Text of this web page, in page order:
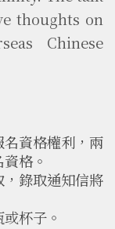
thoughts on
Chinese
資格權利，兩
格。
錄取通知信將
杯子。